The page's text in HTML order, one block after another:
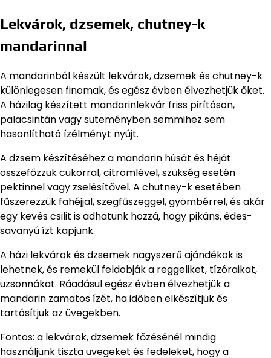
Lekvárok, dzsemek, chutney-k
mandarinnal
A mandarinból készült lekvárok, dzsemek és chutney-k
különlegesen finomak, és egész évben élvezhetjük őket.
A házilag készített mandarinlekvár friss pirítóson,
palacsintán vagy süteményben semmihez sem
hasonlítható ízélményt nyújt.
A dzsem készítéséhez a mandarin húsát és héját
összefőzzük cukorral, citromlével, szükség esetén
pektinnel vagy zselésítővel. A chutney-k esetében
fűszerezzük fahéjjal, szegfűszeggel, gyömbérrel, és akár
egy kevés csilit is adhatunk hozzá, hogy pikáns, édes-
savanyú ízt kapjunk.
A házi lekvárok és dzsemek nagyszerű ajándékok is
lehetnek, és remekül feldobják a reggeliket, tízóraikat,
uzsonnákat. Ráadásul egész évben élvezhetjük a
mandarin zamatos ízét, ha időben elkészítjük és
tartósítjuk az üvegekben.
Fontos: a lekvárok, dzsemek főzésénél mindig
használjunk tiszta üvegeket és fedeleket, hogy a